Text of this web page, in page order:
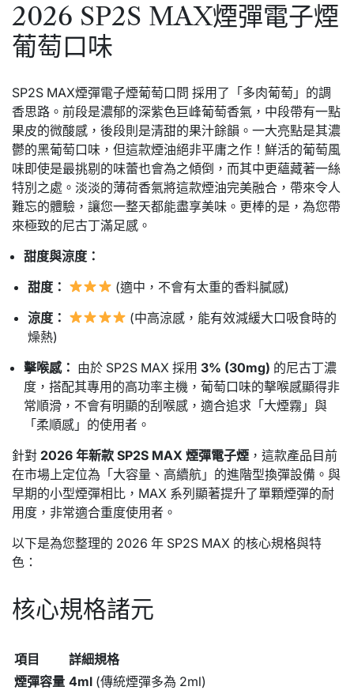
2026 SP2S MAX煙彈電子煙
葡萄口味
SP2S MAX煙彈電子煙葡萄口問 採用了「多肉葡萄」的調
香思路。 前段是濃郁的深紫色巨峰葡萄香氣， 中段帶有一點
果皮的微酸感， 後段則是清甜的果汁餘韻。 一大亮點是其濃
鬱的黑葡萄口味，但這款煙油絕非平庸之作！鮮活的葡萄風
味即使是最挑剔的味蕾也會為之傾倒，而其中更蘊藏著一絲
特別之處。淡淡的薄荷香氣將這款煙油完美融合，帶來令人
難忘的體驗，讓您一整天都能盡享美味。更棒的是 ， 為您帶
來極致的尼古丁滿足感。
甜度與涼度：
甜度：
(適中， 不會有太重的香料膩感)
涼度：
(中高涼感， 能有效減緩大口吸食時的
燥熱)
擊喉感： 由於 SP2S MAX 採用 3% (30mg) 的尼古丁濃
度， 搭配其專用的高功率主機， 葡萄口味的擊喉感顯得非
常順滑， 不會有明顯的刮喉感， 適合追求「大煙霧」與
「柔順感」的使用者。
針對 2026 年新款 SP2S MAX 煙彈電子煙 ，這款產品目前
在市場上定位為「大容量、高續航」的進階型換彈設備。與
早期的小型煙彈相比，MAX 系列顯著提升了單顆煙彈的耐
用度，非常適合重度使用者。
以下是為您整理的 2026 年 SP2S MAX 的核心規格與特
色：
核心規格諸元
項目
詳細規格
煙彈容量 4ml (傳統煙彈多為 2ml)